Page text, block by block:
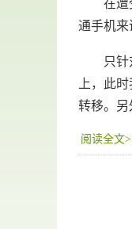
在遭受
通手机来
只针对
上，此
转移。另
阅读全文